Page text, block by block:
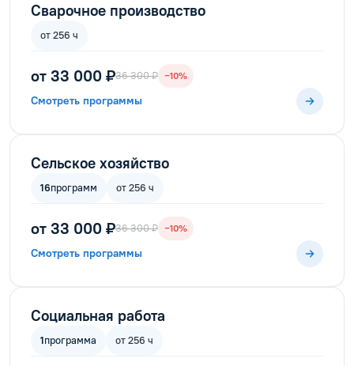
Сварочное производство
от 256 ч
от 33 000 ₽36 300 ₽ −10%
Смотреть программы
Сельское хозяйство
16программ от 256 ч
от 33 000 ₽36 300 ₽ −10%
Смотреть программы
Социальная работа
1программа от 256 ч